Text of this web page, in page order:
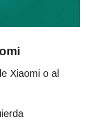
Xiaomi o al